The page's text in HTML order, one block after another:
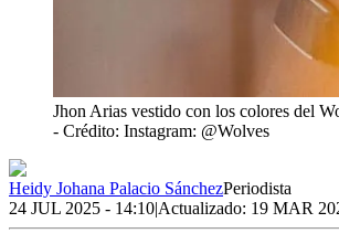
Jhon Arias vestido con los colores del
- Crédito: Instagram: @Wolves
Heidy Johana Palacio SánchezPeriodista
24 JUL 2025 - 14:10|Actualizado: 19 MAR